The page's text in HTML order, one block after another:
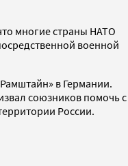
многие страны НАТО
военной
в Германии.
союзников помочь с
России.